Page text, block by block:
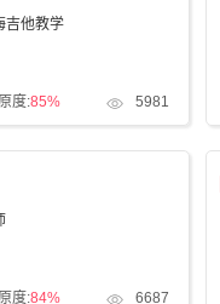
吉他教学
度:85% 5981
度:84% 6687